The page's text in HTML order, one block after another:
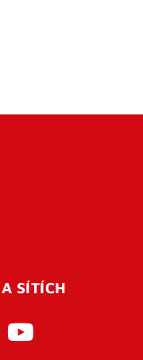
potřeba
odeslání
SÍTÍCH